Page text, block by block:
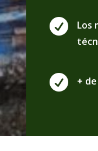

Los
 +